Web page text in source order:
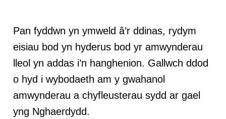
Pan fyddwn yn ymweld â’r ddinas, rydym
eisiau bod yn hyderus bod yr amwynderau
lleol yn addas i’n hanghenion. Gallwch ddod
o hyd i wybodaeth am y gwahanol
amwynderau a chyfleusterau sydd ar gael
yng Nghaerdydd.